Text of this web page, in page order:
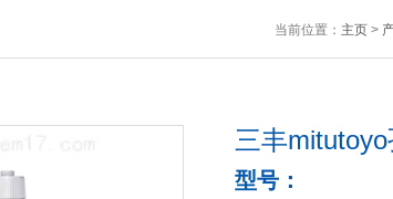
当前位置： 主页>
三丰
型号：